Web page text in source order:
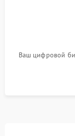
Ваш цифровой